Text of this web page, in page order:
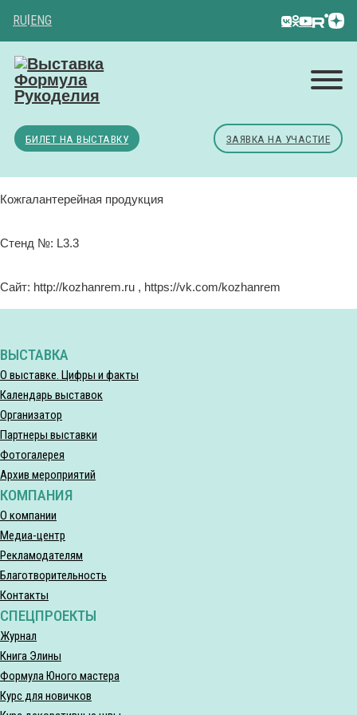
RU ENG
БИЛЕТ НА ВЫСТАВКУ ЗАЯВКА НА УЧАСТИЕ
Кожгалантерейная продукция
Стенд №: L3.3
Сайт: http://kozhanrem.ru , https://vk.com/kozhanrem
ВЫСТАВКА
О выставке. Цифры и факты
Календарь выставок
Организатор
Партнеры выставки
Фотогалерея
Архив мероприятий
КОМПАНИЯ
О компании
Медиа-центр
Рекламодателям
Благотворительность
Контакты
СПЕЦПРОЕКТЫ
Журнал
Книга Элины
Формула Юного мастера
Курс для новичков